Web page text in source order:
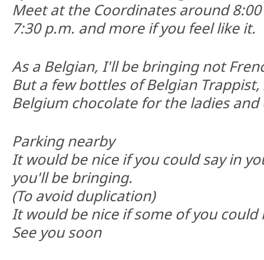
Meet at the Coordinates around
7:30 p.m. and more if you feel like it.
As a Belgian, I'll be bringing not
But a few bottles of Belgian Trappist,
Belgium chocolate for the ladies
Parking nearby
It would be nice if you could say in
you'll be bringing.
(To avoid duplication)
It would be nice if some of you
See you soon